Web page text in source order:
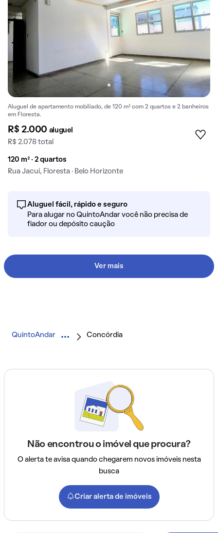
Aluguel de apartamento mobiliado, de 120 m² com 2 quartos e 2 banheiros
em Floresta.
R$ 2.000 aluguel
R$ 2.078 total
120 m² · 2 quartos
Rua Jacuí, Floresta · Belo Horizonte
Aluguel fácil, rápido e seguro
Para alugar no QuintoAndar você não precisa de
fiador ou depósito caução
Ver mais
QuintoAndar Concórdia
Não encontrou o imóvel que procura?
O alerta te avisa quando chegarem novos imóveis nesta
busca
Criar alerta de imóveis